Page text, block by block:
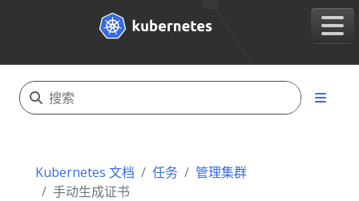
Kubernetes 文档 任务
管理集群
手动生成证书